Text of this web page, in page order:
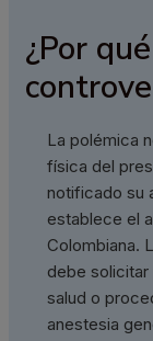
¿Por
La polémica
física del
notificado su
establece el
Colombiana.
debe
salud o
anestesia